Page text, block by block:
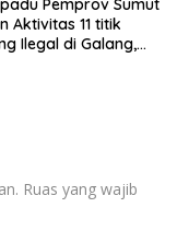
Pemprov Sumut
Aktivitas 11 titik
Ilegal di Galang,
Ruas yang wajib